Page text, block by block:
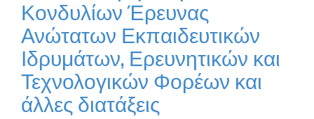
Κονδυλίων Έρευνας
Ανώτατων Εκπαιδευτικών
Ιδρυμάτων, Ερευνητικών και
Τεχνολογικών Φορέων και
άλλες διατάξεις